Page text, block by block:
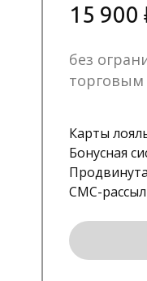
15 900
без
торговым
Карты
Бонусная
СМС-